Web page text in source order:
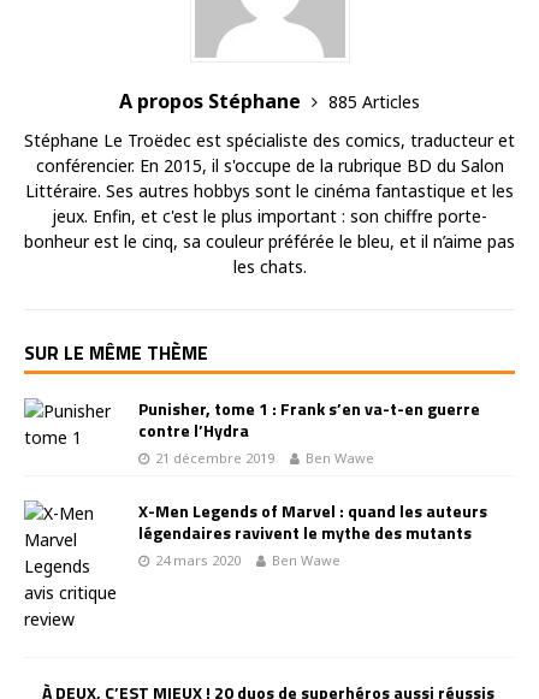
A propos Stéphane
885 Articles
Stéphane Le Troëdec est spécialiste des comics, traducteur et
conférencier. En 2015, il s'occupe de la rubrique BD du Salon
Littéraire. Ses autres hobbys sont le cinéma fantastique et les
jeux. Enfin, et c'est le plus important : son chiffre porte-
bonheur est le cinq, sa couleur préférée le bleu, et il n’aime pas
les chats.
SUR LE MÊME THÈME
Punisher, tome 1 : Frank s’en va-t-en guerre
contre l’Hydra
21 décembre 2019 Ben Wawe
X-Men Legends of Marvel : quand les auteurs
légendaires ravivent le mythe des mutants
24 mars 2020 Ben Wawe
À DEUX, C’EST MIEUX ! 20 duos de superhéros aussi réussis